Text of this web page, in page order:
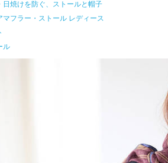
日焼けを防ぐ、ストールと帽子
マフラー・ストール レディース
ル